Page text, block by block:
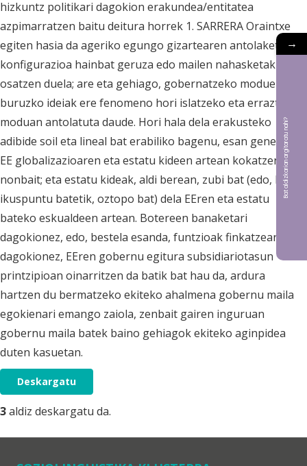
hizkuntz politikari dagokion erakundea/entitatea
azpimarratzen baitu deitura horrek 1. SARRERA Oraintxe
egiten hasia da ageriko egungo gizartearen antolaketa edo
konfigurazioa hainbat geruza edo mailen nahasketak
osatzen duela; are eta gehiago, gobernatzeko moduei
buruzko ideiak ere fenomeno hori islatzeko eta errazteko
moduan antolatuta daude. Hori hala dela erakusteko
adibide soil eta lineal bat erabiliko bagenu, esan genezake
EE globalizazioaren eta estatu kideen artean kokatzen dela,
nonbait; eta estatu kideak, aldi berean, zubi bat (edo, beste
ikuspuntu batetik, oztopo bat) dela EEren eta estatu
bateko eskualdeen artean. Botereen banaketari
dagokionez, edo, bestela esanda, funtzioak finkatzeari
dagokionez, EEren gobernu egitura subsidiariotasun
printzipioan oinarritzen da batik bat hau da, ardura
hartzen du bermatzeko ekiteko ahalmena gobernu maila
egokienari emango zaiola, zenbait gairen inguruan
gobernu maila batek baino gehiagok ekiteko aginpidea
duten kasuetan.
Deskargatu
3aldiz deskargatu da.
→
Bat aldizkarian argitaratu nahi?